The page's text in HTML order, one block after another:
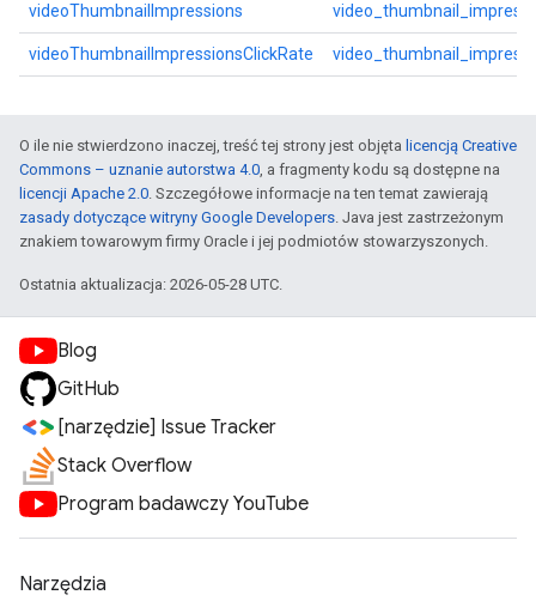
videoThumbnailImpressions
videoThumbnailImpressionsClickRate
O ile nie stwierdzono inaczej, treść tej strony jest objęta licencją Creative
Commons – uznanie autorstwa 4.0, a fragmenty kodu są dostępne na
licencji Apache 2.0. Szczegółowe informacje na ten temat zawierają
zasady dotyczące witryny Google Developers. Java jest zastrzeżonym
znakiem towarowym firmy Oracle i jej podmiotów stowarzyszonych.
Ostatnia aktualizacja: 2026-05-28 UTC.
Blog
GitHub
[narzędzie] Issue Tracker
Stack Overflow
Program badawczy YouTube
Narzędzia